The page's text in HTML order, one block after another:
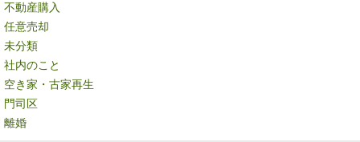
不動産購入
任意売却
未分類
社内のこと
空き家・古家再生
門司区
離婚